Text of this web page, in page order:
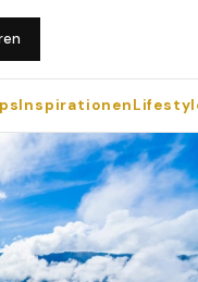
Inspirationen